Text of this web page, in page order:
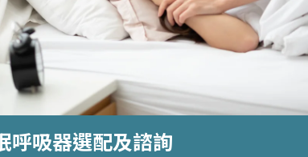
呼吸器選配及諮詢